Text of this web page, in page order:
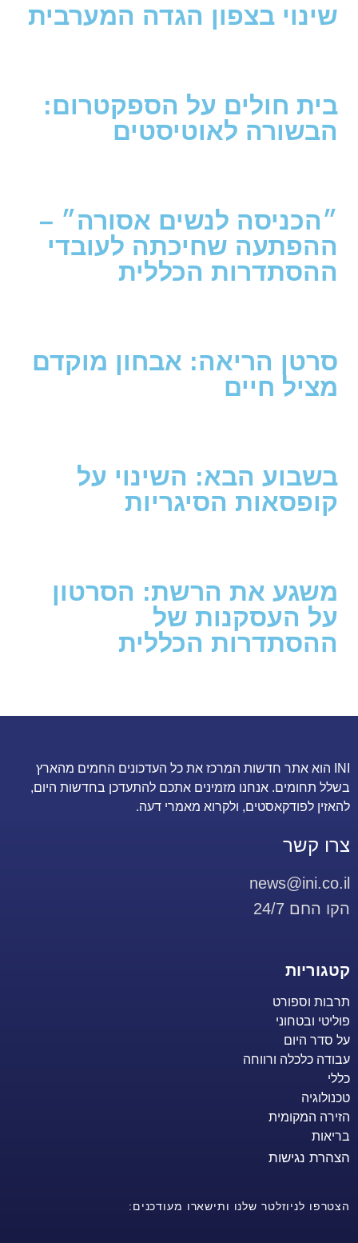
שינוי בצפון הגדה המערבית
בית חולים על הספקטרום:
הבשורה לאוטיסטים
״הכניסה לנשים אסורה״ –
ההפתעה שחיכתה לעובדי
ההסתדרות הכללית
סרטן הריאה: אבחון מוקדם
מציל חיים
בשבוע הבא: השינוי על
קופסאות הסיגריות
משגע את הרשת: הסרטון
על העסקנות של
ההסתדרות הכללית
INI הוא אתר חדשות המרכז את כל העדכונים החמים מהארץ
בשלל תחומים. אנחנו מזמינים אתכם להתעדכן בחדשות היום,
להאזין לפודקאסטים, ולקרוא מאמרי דעה.
צרו קשר
news@ini.co.il
הקו החם 24/7
קטגוריות
תרבות וספורט
פוליטי ובטחוני
על סדר היום
עבודה כלכלה ורווחה
כללי
טכנולוגיה
הזירה המקומית
בריאות
הצהרת נגישות
הצטרפו לניוזלטר שלנו ותישארו מעודכנים: